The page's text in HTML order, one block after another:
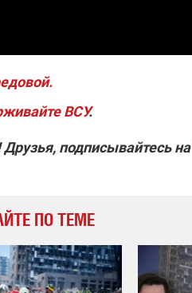
ВСУ.
подписывайтесь на
ПО ТЕМЕ